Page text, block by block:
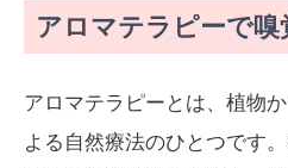
アロマテラピーで
アロマテラピーとは、植物
よる自然療法のひとつです